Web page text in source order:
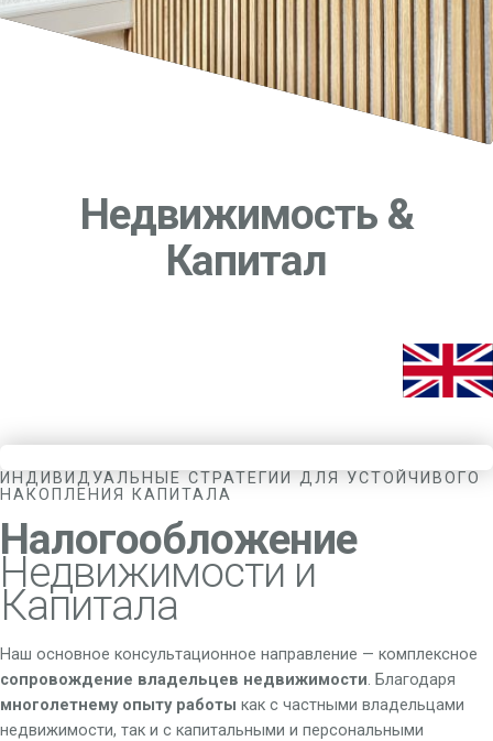
Недвижимость &
Капитал
ИНДИВИДУАЛЬНЫЕ СТРАТЕГИИ ДЛЯ УСТОЙЧИВОГО
НАКОПЛЕНИЯ КАПИТАЛА
Налогообложение
Недвижимости и
Капитала
Наш основное консультационное направление — комплексное
сопровождение владельцев недвижимости. Благодаря
многолетнему опыту работы как с частными владельцами
недвижимости, так и с капитальными и персональными